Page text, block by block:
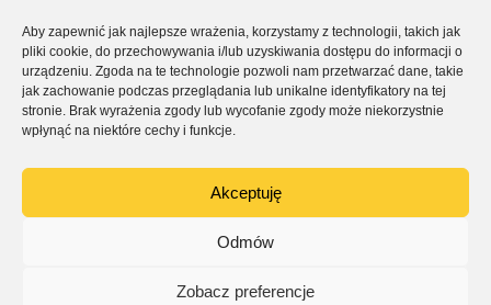
Aby zapewnić jak najlepsze wrażenia, korzystamy z technologii, takich jak
pliki cookie, do przechowywania i/lub uzyskiwania dostępu do informacji o
urządzeniu. Zgoda na te technologie pozwoli nam przetwarzać dane, takie
jak zachowanie podczas przeglądania lub unikalne identyfikatory na tej
stronie. Brak wyrażenia zgody lub wycofanie zgody może niekorzystnie
wpłynąć na niektóre cechy i funkcje.
Akceptuję
Odmów
Zobacz preferencje
będą działać – nie tylko na papierze
EKSA – kontrola jakości i raporty dla inwestora w
jednej aplikacji
ArmetBis – kompletacja, montaż i odbiór w jednej
aplikacji